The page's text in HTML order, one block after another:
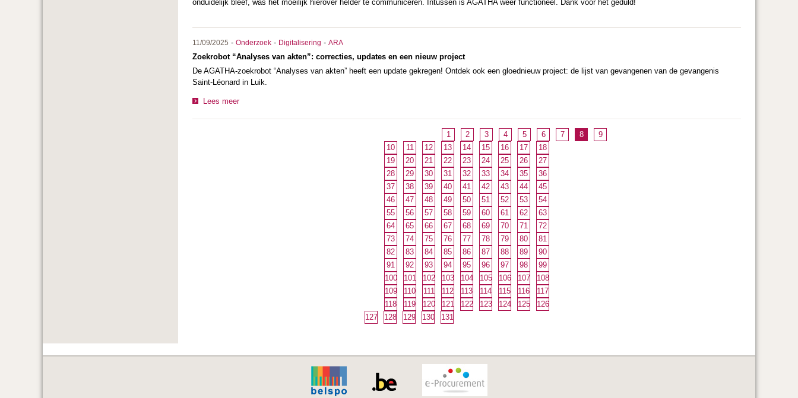
onduidelijk bleef, was het moeilijk hierover helder te communiceren. Intussen is AGATHA weer functioneel. Dank voor het geduld!
11/09/2025 - Onderzoek - Digitalisering - ARA
Zoekrobot “Analyses van akten”: correcties, updates en een nieuw project
De AGATHA-zoekrobot “Analyses van akten” heeft een update gekregen! Ontdek ook een gloednieuw project: de lijst van gevangenen van de gevangenis
Saint-Léonard in Luik.
Lees meer
1 2 3 4 5 6 7 8
9
10
11 12 13 14 15 16 17
18
19
20 21 22 23 24 25 26
27
28
29 30 31 32 33 34 35
36
37
38 39 40 41 42 43 44
45
46
47 48 49 50 51 52 53
54
55
56 57 58 59 60 61 62
63
64
65 66 67 68 69 70 71
72
73
74 75 76 77 78 79 80
81
82
83 84 85 86 87 88 89
90
91
92 93 94 95 96 97 98
99
100
101 102 103 104 105 106 107
108
109
110 111 112 113 114 115 116
117
118
119 120 121 122 123 124 125
126
127
128 129 130 131